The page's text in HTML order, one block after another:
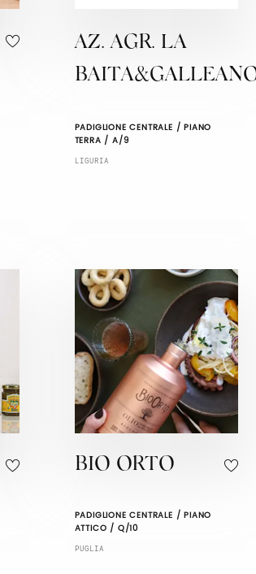
AZ. AGR. LA
PADIGLIONE CENTRALE / PIANO
TERRA / A/9
LIGURIA
BIO ORTO
PADIGLIONE CENTRALE / PIANO
ATTICO / Q/10
PUGLIA